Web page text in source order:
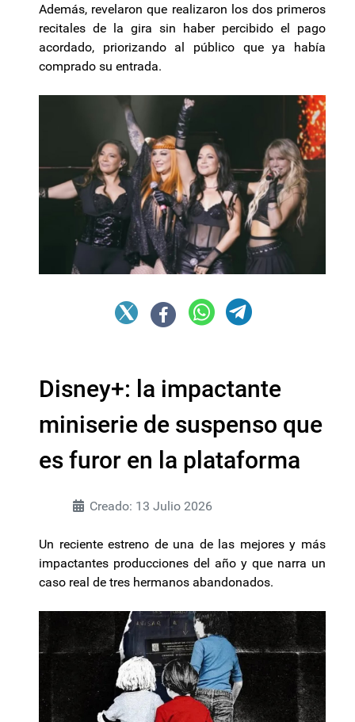
Además, revelaron que realizaron los dos primeros
recitales de la gira sin haber percibido el pago
acordado, priorizando al público que ya había
comprado su entrada.
Disney+: la impactante
miniserie de suspenso que
es furor en la plataforma
Creado: 13 Julio 2026
Un reciente estreno de una de las mejores y más
impactantes producciones del año y que narra un
caso real de tres hermanos abandonados.